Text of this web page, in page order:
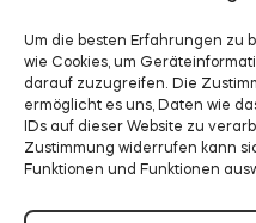
Um die besten Erfahrungen zu
wie Cookies, um
darauf zuzugreifen. Die
ermöglicht es uns, Daten wie
IDs auf dieser Website zu
Zustimmung widerrufen kann
Funktionen und Funktionen